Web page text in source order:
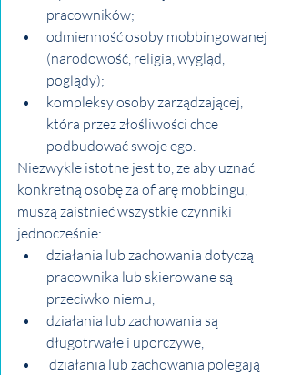
pracowników;
odmienność osoby mobbingowanej
(narodowość, religia, wygląd,
poglądy);
kompleksy osoby zarządzającej,
która przez złośliwości chce
podbudować swoje ego.
Niezwykle istotne jest to, ze aby uznać
konkretną osobę za ofiarę mobbingu,
muszą zaistnieć wszystkie czynniki
jednocześnie:
działania lub zachowania dotyczą
pracownika lub skierowane są
przeciwko niemu,
działania lub zachowania są
długotrwałe i uporczywe,